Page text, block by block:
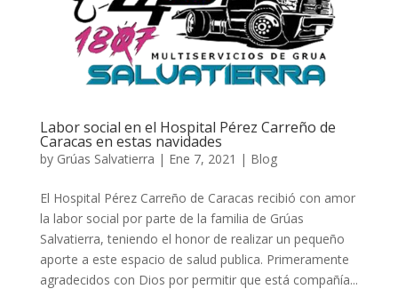
Labor social en el Hospital Pérez Carreño de
Caracas en estas navidades
by Grúas Salvatierra | Ene 7, 2021 | Blog
El Hospital Pérez Carreño de Caracas recibió con amor
la labor social por parte de la familia de Grúas
Salvatierra, teniendo el honor de realizar un pequeño
aporte a este espacio de salud publica. Primeramente
agradecidos con Dios por permitir que está compañía...